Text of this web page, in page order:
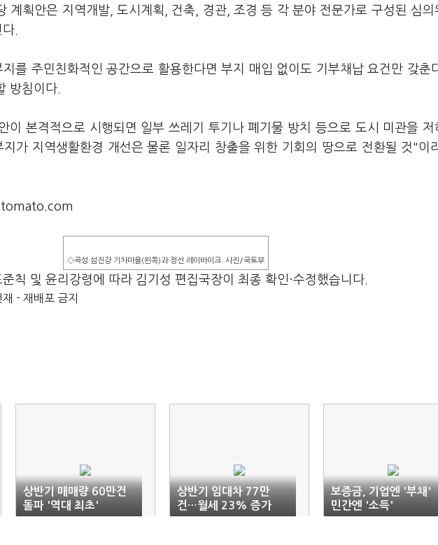
계획안은 지역개발, 도시계획, 건축, 경관, 조경 등 각 분야 전문가로 구성된 심의
.
를 주민친화적인 공간으로 활용한다면 부지 매입 없이도 기부채납 요건만 갖춘
방침이다.
이 본격적으로 시행되면 일부 쓰레기 투기나 폐기물 방치 등으로 도시 미관을 저
가 지역생활환경 개선은 물론 일자리 창출을 위한 기회의 땅으로 전환될 것"이
◇곡성 섬진강 기차마을(왼쪽)과 정선 레이바이크. 사진/국토부
칙 및 윤리강령에 따라 김기성 편집국장이 최종 확인·수정했습니다.
- 재배포 금지
상반기 매매량 60만건
돌파 '역대 최초'
상반기 임대차 77만
건…월세 23% 증가
보증금, 기업엔 '부채'
민간엔 '소득'